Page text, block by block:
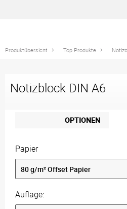
Produktübersicht Top Produkte
Notizblock DIN A6
OPTIONEN
Papier
Auflage: